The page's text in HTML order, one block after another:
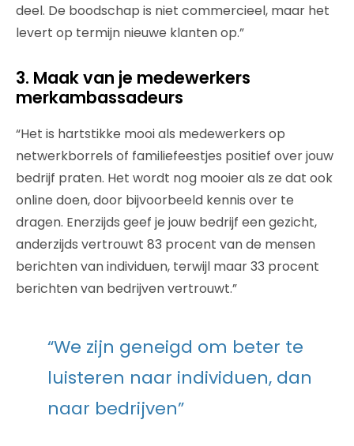
deel. De boodschap is niet commercieel, maar het
levert op termijn nieuwe klanten op.”
3. Maak van je medewerkers
merkambassadeurs
“Het is hartstikke mooi als medewerkers op
netwerkborrels of familiefeestjes positief over jouw
bedrijf praten. Het wordt nog mooier als ze dat ook
online doen, door bijvoorbeeld kennis over te
dragen. Enerzijds geef je jouw bedrijf een gezicht,
anderzijds vertrouwt 83 procent van de mensen
berichten van individuen, terwijl maar 33 procent
berichten van bedrijven vertrouwt.”
“We zijn geneigd om beter te
luisteren naar individuen, dan
naar bedrijven”